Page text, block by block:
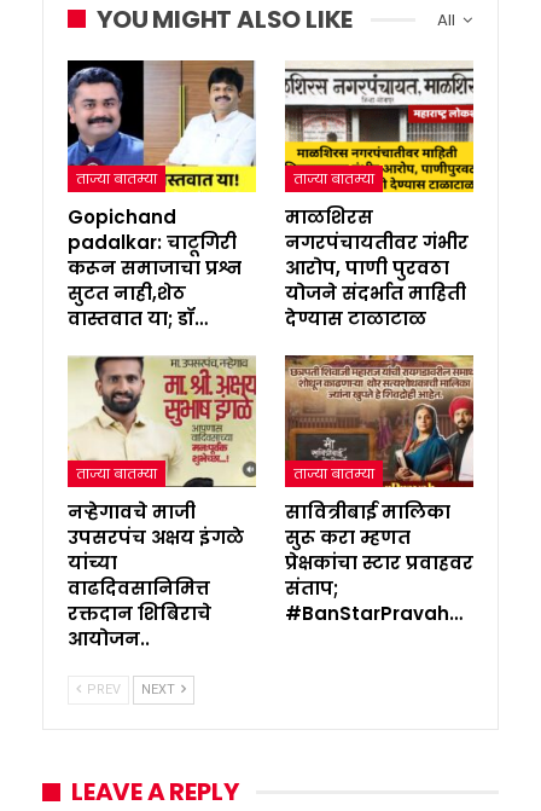
All
YOU MIGHT ALSO LIKE
ताज्या बातम्या
Gopichand
padalkar: चाटूगिरी
करून समाजाचा प्रश्न
सुटत नाही,शेठ
वास्तवात या; डॉ…
ताज्या बातम्या
माळशिरस
नगरपंचायतीवर गंभीर
आरोप, पाणी पुरवठा
योजने संदर्भात माहिती
देण्यास टाळाटाळ
ताज्या बातम्या
नऱ्हेगावचे माजी
उपसरपंच अक्षय इंगळे
यांच्या
वाढदिवसानिमित्त
रक्तदान शिबिराचे
आयोजन..
ताज्या बातम्या
सावित्रीबाई मालिका
सुरू करा म्हणत
प्रेक्षकांचा स्टार प्रवाहवर
संताप;
#BanStarPravah…
PREV NEXT
LEAVE A REPLY